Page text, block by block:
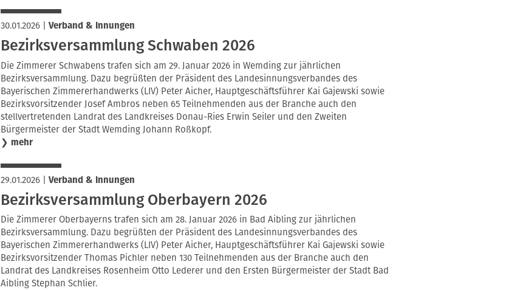
30.01.2026| Verband & Innungen
Bezirksversammlung Schwaben 2026
Die Zimmerer Schwabens trafen sich am 29. Januar 2026 in Wemding zur jährlichen
Bezirksversammlung. Dazu begrüßten der Präsident des Landesinnungsverbandes des
Bayerischen Zimmererhandwerks (LIV) Peter Aicher, Hauptgeschäftsführer Kai Gajewski sowie
Bezirksvorsitzender Josef Ambros neben 65 Teilnehmenden aus der Branche auch den
stellvertretenden Landrat des Landkreises Donau-Ries Erwin Seiler und den Zweiten
Bürgermeister der Stadt Wemding Johann Roßkopf.
❯ mehr
29.01.2026| Verband & Innungen
Bezirksversammlung Oberbayern 2026
Die Zimmerer Oberbayerns trafen sich am 28. Januar 2026 in Bad Aibling zur jährlichen
Bezirksversammlung. Dazu begrüßten der Präsident des Landesinnungsverbandes des
Bayerischen Zimmererhandwerks (LIV) Peter Aicher, Hauptgeschäftsführer Kai Gajewski sowie
Bezirksvorsitzender Thomas Pichler neben 130 Teilnehmenden aus der Branche auch den
Landrat des Landkreises Rosenheim Otto Lederer und den Ersten Bürgermeister der Stadt Bad
Aibling Stephan Schlier.